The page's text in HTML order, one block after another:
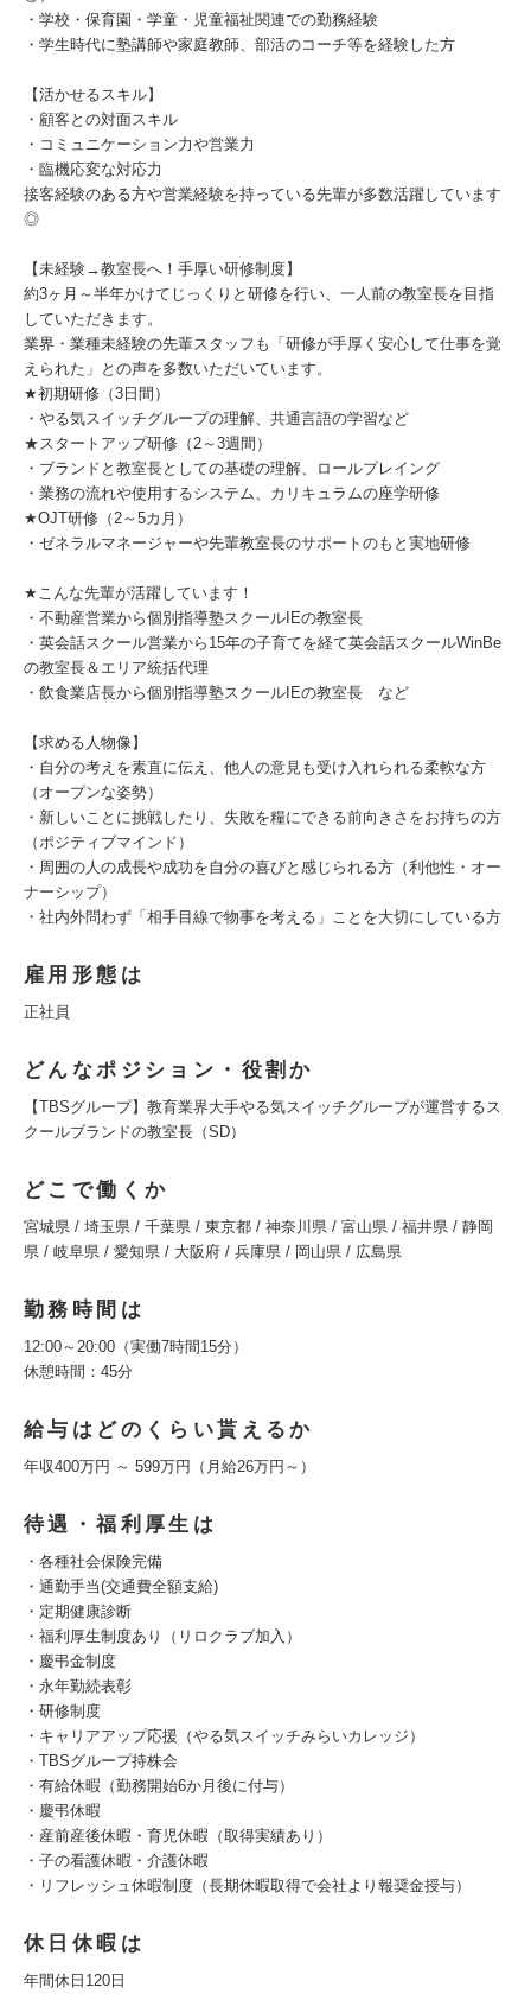
・学校・保育園・学童・児童福祉関連での勤務経験
・学生時代に塾講師や家庭教師、部活のコーチ等を経験した方
【活かせるスキル】
・顧客との対面スキル
・コミュニケーション力や営業力
・臨機応変な対応力
接客経験のある方や営業経験を持っている先輩が多数活躍しています
◎
【未経験→教室長へ！手厚い研修制度】
約3ヶ月～半年かけてじっくりと研修を行い、一人前の教室長を目指
していただきます。
業界・業種未経験の先輩スタッフも「研修が手厚く安心して仕事を覚
えられた」との声を多数いただいています。
★初期研修（3日間）
・やる気スイッチグループの理解、共通言語の学習など
★スタートアップ研修（2～3週間）
・ブランドと教室長としての基礎の理解、ロールプレイング
・業務の流れや使用するシステム、カリキュラムの座学研修
★OJT研修（2～5カ月）
・ゼネラルマネージャーや先輩教室長のサポートのもと実地研修
★こんな先輩が活躍しています！
・不動産営業から個別指導塾スクールIEの教室長
・英会話スクール営業から15年の子育てを経て英会話スクールWinBe
の教室長＆エリア統括代理
・飲食業店長から個別指導塾スクールIEの教室長 など
【求める人物像】
・自分の考えを素直に伝え、他人の意見も受け入れられる柔軟な方
（オープンな姿勢）
・新しいことに挑戦したり、失敗を糧にできる前向きさをお持ちの方
（ポジティブマインド）
・周囲の人の成長や成功を自分の喜びと感じられる方（利他性・オー
ナーシップ）
・社内外問わず「相手目線で物事を考える」ことを大切にしている方
雇用形態は
正社員
どんなポジション・役割か
【TBSグループ】教育業界大手やる気スイッチグループが運営するス
クールブランドの教室長（SD）
どこで働くか
宮城県 / 埼玉県 / 千葉県 / 東京都 / 神奈川県 / 富山県 / 福井県 / 静岡
県 / 岐阜県 / 愛知県 / 大阪府 / 兵庫県 / 岡山県 / 広島県
勤務時間は
12:00～20:00（実働7時間15分）
休憩時間：45分
給与はどのくらい貰えるか
年収400万円 ～ 599万円（月給26万円～）
待遇・福利厚生は
・各種社会保険完備
・通勤手当(交通費全額支給)
・定期健康診断
・福利厚生制度あり（リロクラブ加入）
・慶弔金制度
・永年勤続表彰
・研修制度
・キャリアアップ応援（やる気スイッチみらいカレッジ）
・TBSグループ持株会
・有給休暇（勤務開始6か月後に付与）
・慶弔休暇
・産前産後休暇・育児休暇（取得実績あり）
・子の看護休暇・介護休暇
・リフレッシュ休暇制度（長期休暇取得で会社より報奨金授与）
休日休暇は
年間休日120日